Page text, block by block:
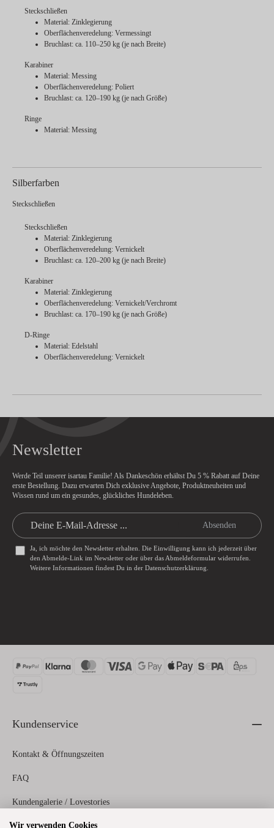
Steckschließen
Material: Zinklegierung
Oberflächenveredelung: Vermessingt
Bruchlast: ca. 110–250 kg (je nach Breite)
Karabiner
Material: Messing
Oberflächenveredelung: Poliert
Bruchlast: ca. 120–190 kg (je nach Größe)
Ringe
Material: Messing
Silberfarben
Steckschließen
Steckschließen
Material: Zinklegierung
Oberflächenveredelung: Vernickelt
Bruchlast: ca. 120–200 kg (je nach Breite)
Karabiner
Material: Zinklegierung
Oberflächenveredelung: Vernickelt/Verchromt
Bruchlast: ca. 170–190 kg (je nach Größe)
D-Ringe
Material: Edelstahl
Oberflächenveredelung: Vernickelt
Newsletter
Werde Teil unserer isartau Familie! Als Dankeschön erhältst Du 5 % Rabatt auf Deine
erste Bestellung. Dazu erwarten Dich exklusive Angebote, Produktneuheiten und
Wissen rund um ein gesundes, glückliches Hundeleben.
Absenden
Ja, ich möchte den Newsletter erhalten. Die Einwilligung kann ich jederzeit über
den Abmelde-Link im Newsletter oder über das Abmeldeformularwiderrufen.
Weitere Informationen findest Du in der Datenschutzerklärung
Kundenservice
Kontakt & Öffnungszeiten
FAQ
Kundengalerie / Lovestories
Zahlungs- und Versandinformationen
Wir verwenden Cookies